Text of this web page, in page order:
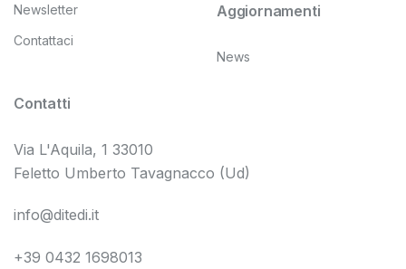
Newsletter
Contattaci
Aggiornamenti
News
Contatti
Via L'Aquila, 1 33010
Feletto Umberto Tavagnacco (Ud)
info@ditedi.it
+39 0432 1698013